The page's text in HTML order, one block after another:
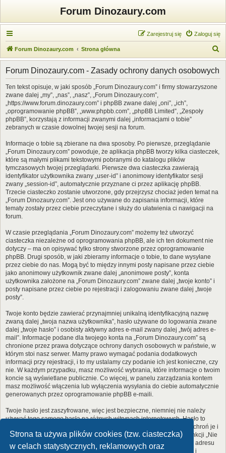
Strona ta używa plików cookies (tzw. ciasteczka)
w celach statystycznych, reklamowych oraz
Forum Dinozaury.com
Zaloguj się
Zarejestruj się
Forum Dinozaury.com Strona główna
z
Forum Dinozaury.com - Zasady ochrony danych osobowych
Ten tekst opisuje, w jaki sposób „Forum Dinozaury.com” i firmy stowarzyszone
zwane dalej „my”, „nas”, „nasz”, „Forum Dinozaury.com”,
„https://www.forum.dinozaury.com” i phpBB zwane dalej „oni”, „ich”,
„oprogramowanie phpBB”, „www.phpbb.com”, „phpBB Limited”, „Zespoły
phpBB”, korzystają z informacji zwanymi dalej „informacjami o tobie”
zebranych w czasie dowolnej twojej sesji na forum.
Informacje o tobie są zbierane na dwa sposoby. Po pierwsze, przeglądanie
„Forum Dinozaury.com” powoduje, że aplikacja phpBB tworzy kilka ciasteczek,
które są małymi plikami tekstowymi pobranymi do katalogu plików
tymczasowych twojej przeglądarki. Pierwsze dwa ciasteczka zawierają
identyfikator użytkownika zwany „user-id” i anonimowy identyfikator sesji
zwany „session-id”, automatycznie przyznane ci przez aplikację phpBB.
Trzecie ciasteczko zostanie utworzone, gdy przejrzysz chociaż jeden temat na
„Forum Dinozaury.com”. Jest ono używane do zapisania informacji, które
tematy zostały przez ciebie przeczytane i służy do ułatwienia ci nawigacji na
forum.
W czasie przeglądania „Forum Dinozaury.com” możemy też utworzyć
ciasteczka niezależne od oprogramowania phpBB, ale ich ten dokument nie
dotyczy – ma on opisywać tylko strony stworzone przez oprogramowanie
phpBB. Drugi sposób, w jaki zbieramy informacje o tobie, to dane wysyłane
przez ciebie do nas. Mogą być to między innymi posty napisane przez ciebie
jako anonimowy użytkownik zwane dalej „anonimowe posty”, konta
użytkownika założone na „Forum Dinozaury.com” zwane dalej „twoje konto” i
posty napisane przez ciebie po rejestracji i zalogowaniu zwane dalej „twoje
posty”.
Twoje konto będzie zawierać przynajmniej unikalną identyfikacyjną nazwę
zwaną dalej „twoja nazwa użytkownika”, hasło używane do logowania zwane
dalej „twoje hasło” i osobisty aktywny adres e-mail zwany dalej „twój adres e-
mail”. Informacje podane dla twojego konta na „Forum Dinozaury.com” są
chronione przez prawa dotyczące ochrony danych osobowych w państwie, w
którym stoi nasz serwer. Mamy prawo wymagać podania dodatkowych
informacji przy rejestracji, i to my ustalamy czy podanie ich jest konieczne, czy
nie. W każdym przypadku, masz możliwość wybrania, które informacje o twoim
koncie są wyświetlane publicznie. Co więcej, w panelu zarządzania kontem
masz możliwość włączenia lub wyłączenia wysyłania do ciebie automatycznie
generowanych przez oprogramowanie phpBB e-maili.
Twoje hasło jest zaszyfrowane, więc jest bezpieczne, niemniej nie należy
używać tego samego hasła na różnych witrynach internetowych. Hasło to
umożliwia dostęp do twojego konta na „Forum Dinozaury.com”, więc chroń je i
w żadnym wypadku nie podawajnikomu. Jeśli je zapomnisz, użyj funkcji „Nie
pamiętam hasła”. Witryna poprosi cię o podanie nazwy użytkownika i adresu
e-mail. Po podaniu tych danych zostanie wygenerowane nowe hasło i